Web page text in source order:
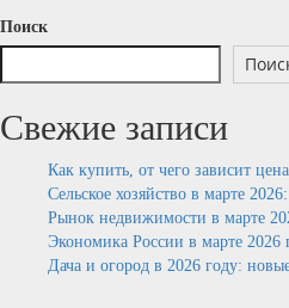
Поиск
Свежие записи
Как купить, от чего зависит
Сельское хозяйство в марте
Рынок недвижимости в марте
Экономика России в марте 2026
Дача и огород в 2026 году: